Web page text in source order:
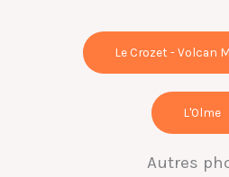
Le Crozet - Volcan
L'Olme
Autres